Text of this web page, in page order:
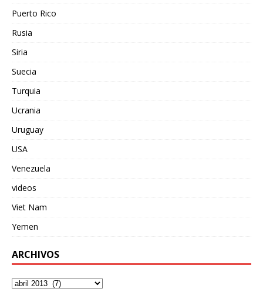
Puerto Rico
Rusia
Siria
Suecia
Turquia
Ucrania
Uruguay
USA
Venezuela
videos
Viet Nam
Yemen
ARCHIVOS